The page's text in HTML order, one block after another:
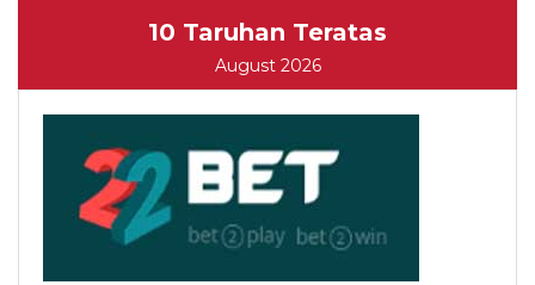
10 Taruhan Teratas
August 2026